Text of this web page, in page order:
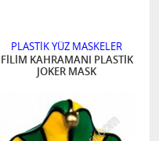
PLASTİK YÜZ MASKELER
FİLİM KAHRAMANI PLASTİK
JOKER MASK